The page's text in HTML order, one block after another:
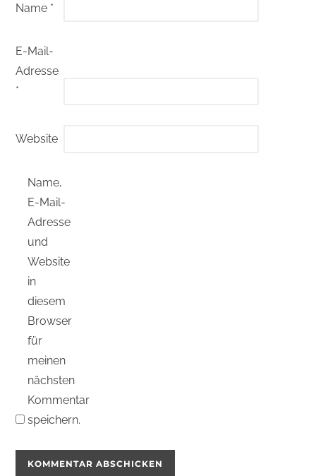
Name *
E-Mail-
Adresse
*
Website
Name,
E-Mail-
Adresse
und
Website
in
diesem
Browser
für
meinen
nächsten
Kommentar
speichern.